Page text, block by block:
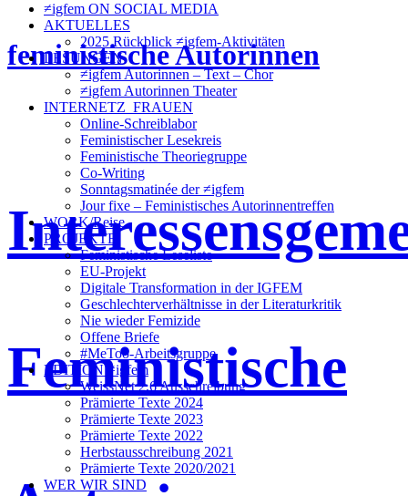
Feministische
≠igfem ON SOCIAL MEDIA
AKTUELLES
2025 Rückblick ≠igfem-Aktivitäten
LESUNGEN
≠igfem Autorinnen – Text – Chor
≠igfem Autorinnen Theater
INTERNETZ_FRAUEN
Online-Schreiblabor
Feministischer Lesekreis
Feministische Theoriegruppe
Co-Writing
Sonntagsmatinée der ≠igfem
Jour fixe – Feministisches Autorinnentreffen
WORK/Reise
PROJEKTE
Feministische Leseliste
EU-Projekt
Digitale Transformation in der IGFEM
Geschlechterverhältnisse in der Literaturkritik
Nie wieder Femizide
Offene Briefe
#MeToo-Arbeitsgruppe
EDITION ≠igfem
WeissNet 2.6 Ausschreibung
Prämierte Texte 2024
Prämierte Texte 2023
Prämierte Texte 2022
Herbstausschreibung 2021
Prämierte Texte 2020/2021
WER WIR SIND